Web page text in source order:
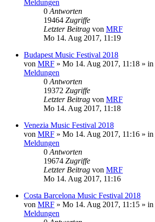
Meldungen
0 Antworten
19464 Zugriffe
Letzter Beitrag von MRF
Mo 14. Aug 2017, 11:19
Budapest Music Festival 2018
von MRF » Mo 14. Aug 2017, 11:18 » in
Meldungen
0 Antworten
19372 Zugriffe
Letzter Beitrag von MRF
Mo 14. Aug 2017, 11:18
Venezia Music Festival 2018
von MRF » Mo 14. Aug 2017, 11:16 » in
Meldungen
0 Antworten
19674 Zugriffe
Letzter Beitrag von MRF
Mo 14. Aug 2017, 11:16
Costa Barcelona Music Festival 2018
von MRF » Mo 14. Aug 2017, 11:15 » in
Meldungen